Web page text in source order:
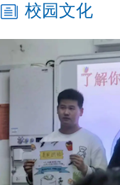
校园文化